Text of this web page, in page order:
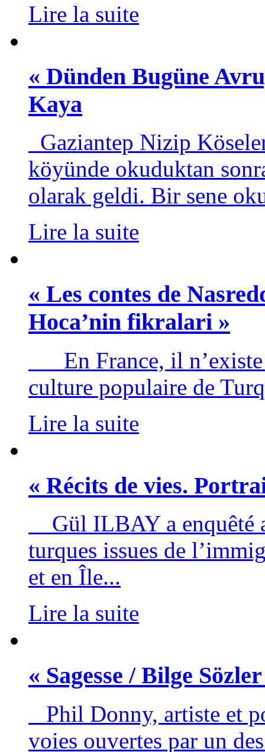
Lire la suite
« Dünden Bugüne
Kaya
Gaziantep Nizip
köyünde okuduktan
olarak geldi. Bir sene
Lire la suite
« Les contes de
Hoca’nin fikralari »
En France, il n’existe
culture populaire de
Lire la suite
« Récits de vies.
Gül ILBAY a enquêté
turques issues de
et en Île...
Lire la suite
« Sagesse / Bilge
Phil Donny, artiste et
voies ouvertes par un